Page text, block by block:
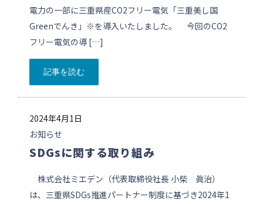
電力の一部に三重県産CO2フリー電気「三重美し国
Greenでんき」※を導入いたしました。 今回のCO2
フリー電気の導 […]
記事を読む
2024年4月1日
お知らせ
SDGsに関する取り組み
株式会社ミエデン（代表取締役社長 小柴 眞治）
は、三重県SDGs推進パートナー制度に基づき2024年1